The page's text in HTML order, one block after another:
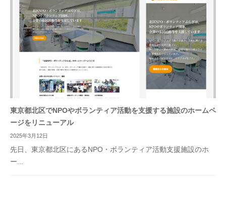
東京都北区でNPOやボランティア活動を支援する施設のホームペ
ージをリニューアル
2025年3月12日
先日、東京都北区にあるNPO・ボランティア活動支援施設のホ
ー...